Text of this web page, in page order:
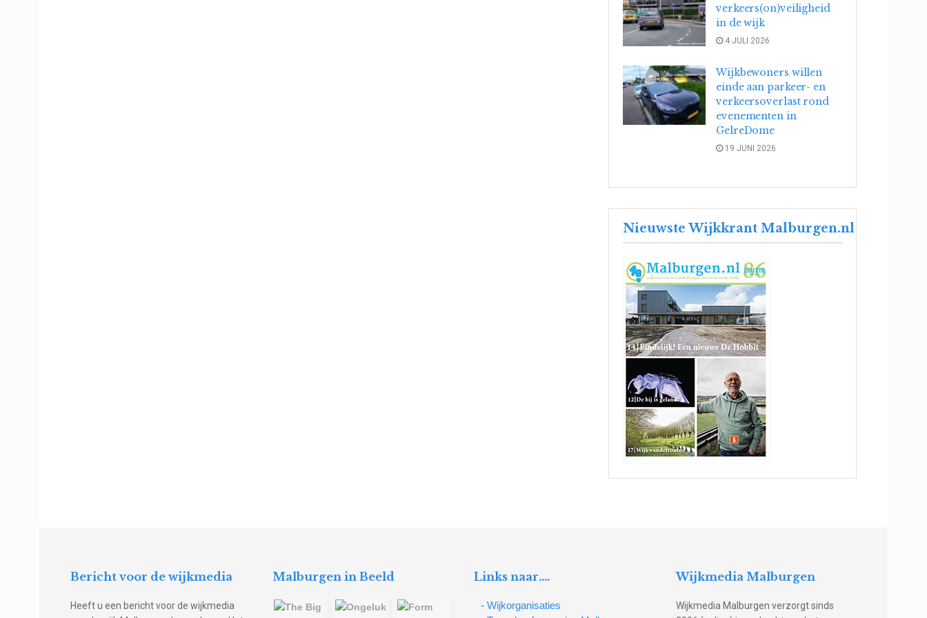
verkeers(on)veiligheid
in de wijk
4 JULI 2026
Wijkbewoners willen
einde aan parkeer- en
verkeersoverlast rond
evenementen in
GelreDome
19 JUNI 2026
Nieuwste Wijkkrant Malburgen.nl
Bericht voor de wijkmedia
Heeft u een bericht voor de wijkmedia
Malburgen in Beeld Links naar….
- Wijkorganisaties
Wijkmedia Malburgen
Wijkmedia Malburgen verzorgt sinds